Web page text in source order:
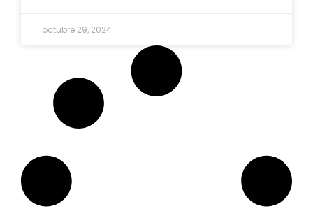
octubre 29, 2024